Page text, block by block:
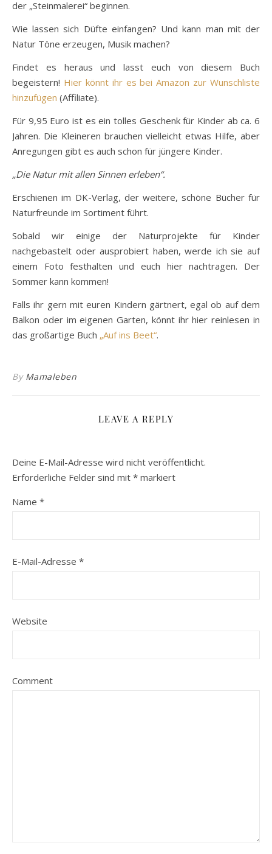
der „Steinmalerei“ beginnen.
Wie lassen sich Düfte einfangen? Und kann man mit der
Natur Töne erzeugen, Musik machen?
Findet es heraus und lasst euch von diesem Buch
begeistern! Hier könnt ihr es bei Amazon zur Wunschliste
hinzufügen (Affiliate).
Für 9,95 Euro ist es ein tolles Geschenk für Kinder ab ca. 6
Jahren. Die Kleineren brauchen vielleicht etwas Hilfe, aber
Anregungen gibt es auch schon für jüngere Kinder.
„Die Natur mit allen Sinnen erleben“.
Erschienen im DK-Verlag, der weitere, schöne Bücher für
Naturfreunde im Sortiment führt.
Sobald wir einige der Naturprojekte für Kinder
nachgebastelt oder ausprobiert haben, werde ich sie auf
einem Foto festhalten und euch hier nachtragen. Der
Sommer kann kommen!
Falls ihr gern mit euren Kindern gärtnert, egal ob auf dem
Balkon oder im eigenen Garten, könnt ihr hier reinlesen in
das großartige Buch „Auf ins Beet“.
By Mamaleben
LEAVE A REPLY
Deine E-Mail-Adresse wird nicht veröffentlicht.
Erforderliche Felder sind mit * markiert
Name *
E-Mail-Adresse *
Website
Comment